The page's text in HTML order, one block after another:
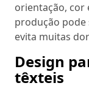
orientação, cor
produção pode
evita muitas
Design
têxteis